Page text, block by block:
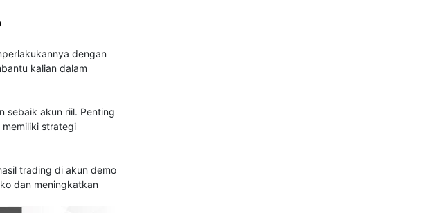
dengan
kalian dalam
sebaik akun riil. Penting
strategi
trading di akun demo
dan meningkatkan